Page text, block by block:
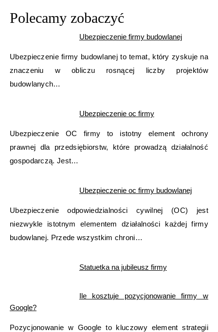
Polecamy zobaczyć
Ubezpieczenie firmy budowlanej
Ubezpieczenie firmy budowlanej to temat, który zyskuje na
znaczeniu w obliczu rosnącej liczby projektów
budowlanych…
Ubezpieczenie oc firmy
Ubezpieczenie OC firmy to istotny element ochrony
prawnej dla przedsiębiorstw, które prowadzą działalność
gospodarczą. Jest…
Ubezpieczenie oc firmy budowlanej
Ubezpieczenie odpowiedzialności cywilnej (OC) jest
niezwykle istotnym elementem działalności każdej firmy
budowlanej. Przede wszystkim chroni…
Statuetka na jubileusz firmy
Ile kosztuje pozycjonowanie firmy w
Google?
Pozycjonowanie w Google to kluczowy element strategii